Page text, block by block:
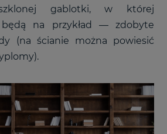
gablotki, w której
na przykład —zdobyte
(na ścianie można powiesić